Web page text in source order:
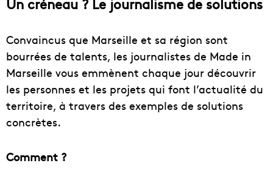
Un créneau ? Le journalisme de solutions
Convaincus que Marseille et sa région sont
bourrées de talents, les journalistes de Made in
Marseille vous emmènent chaque jour découvrir
les personnes et les projets qui font l’actualité du
territoire, à travers des exemples de solutions
concrètes.
Comment ?